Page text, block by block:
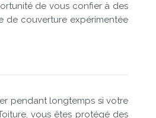
de vous confier à des
de couverture expérimentée
pendant longtemps si votre
vous êtes protégé des